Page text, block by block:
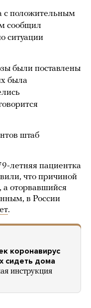
с положительным
сообщил
ситуации
были поставлены
была
штаб
летняя пациентка
что причиной
а оторвавшийся
в России
.
коронавирус
сидеть дома
инструкция